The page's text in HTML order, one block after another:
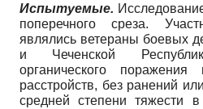
Испытуемые.
поперечного среза.
являлись ветераны боевых
и Чеченской
органического
расстройств, без ранений
средней степени тяжести